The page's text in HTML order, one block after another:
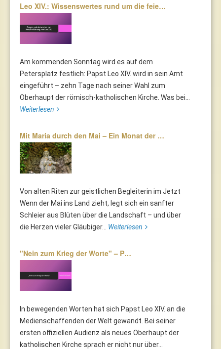
Leo XIV.: Wissenswertes rund um die feie…
Am kommenden Sonntag wird es auf dem
Petersplatz festlich: Papst Leo XIV. wird in sein Amt
eingeführt – zehn Tage nach seiner Wahl zum
Oberhaupt der römisch-katholischen Kirche. Was bei...
Weiterlesen
Mit Maria durch den Mai – Ein Monat der …
Von alten Riten zur geistlichen Begleiterin im Jetzt
Wenn der Mai ins Land zieht, legt sich ein sanfter
Schleier aus Blüten über die Landschaft – und über
die Herzen vieler Gläubiger... Weiterlesen
"Nein zum Krieg der Worte" – P…
In bewegenden Worten hat sich Papst Leo XIV. an die
Medienschaffenden der Welt gewandt. Bei seiner
ersten offiziellen Audienz als neues Oberhaupt der
katholischen Kirche sprach er nicht nur über...